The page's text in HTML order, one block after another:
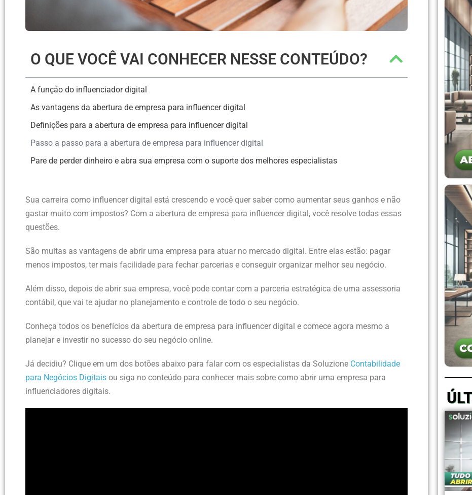
O QUE VOCÊ VAI CONHECER NESSE CONTEÚDO?
A função do influenciador digital
As vantagens da abertura de empresa para influencer digital
Definições para a abertura de empresa para influencer digital
Passo a passo para a abertura de empresa para influencer digital
Pare de perder dinheiro e abra sua empresa com o suporte dos melhores especialistas
Sua carreira como influencer digital está crescendo e você quer saber como aumentar seus ganhos e não
gastar muito com impostos? Com a abertura de empresa para influencer digital, você resolve todas essas
questões.
São muitas as vantagens de abrir uma empresa para atuar no mercado digital. Entre elas estão: pagar
menos impostos, ter mais facilidade para fechar parcerias e conseguir organizar melhor seu negócio.
Além disso, depois de abrir sua empresa, você pode contar com a parceria estratégica de uma assessoria
contábil, que vai te ajudar no planejamento e controle de todo o seu negócio.
Conheça todos os benefícios da abertura de empresa para influencer digital e comece agora mesmo a
planejar e investir no sucesso do seu negócio online.
Já decidiu? Clique em um dos botões abaixo para falar com os especialistas da Soluzione Contabilidade
para Negócios Digitais ou siga no conteúdo para conhecer mais sobre como abrir uma empresa para
influenciadores digitais.